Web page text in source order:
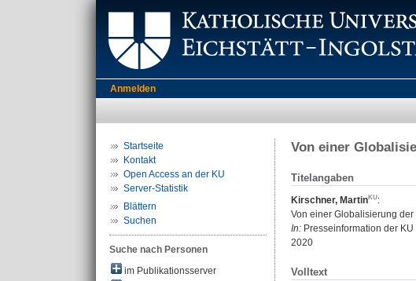
Anmelden
Startseite
Kontakt
Open Access an der KU
Server-Statistik
Blättern
Suchen
Suche nach Personen
im Publikationsserver
Von einer
Titelangaben
Kirschner, Martin
:
Von einer Globalisierung
In: Presseinformation der
2020
Volltext